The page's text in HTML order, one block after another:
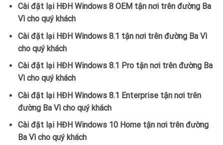
Cài đặt lại HĐH Windows 8 OEM tận nơi trên đường Ba
Vì cho quý khách
Cài đặt lại HĐH Windows 8.1 tận nơi trên đường Ba Vì
cho quý khách
Cài đặt lại HĐH Windows 8.1 Pro tận nơi trên đường Ba
Vì cho quý khách
Cài đặt lại HĐH Windows 8.1 Enterprise tận nơi trên
đường Ba Vì cho quý khách
Cài đặt lại HĐH Windows 10 Home tận nơi trên đường
Ba Vì cho quý khách